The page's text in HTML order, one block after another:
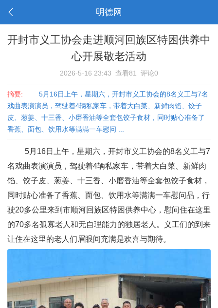
明德网
开封市义工协会走进顺河回族区特困供养中
心开展敬老活动
2026-5-16 23:43 查看81 评论0
摘要:
5月16日上午，星期六，开封市义工协会的8名义工与7名
戏曲表演演员，驾驶着4辆私家车，带着大白菜、新鲜肉馅、饺子
皮、葱姜、十三香、小磨香油等全套包饺子食材，同时贴心准备了
香蕉、面包、饮用水等满满一车慰问 ...
5月16日上午，星期六，开封市义工协会的8名义工与7
名戏曲表演演员，驾驶着4辆私家车，带着大白菜、新鲜肉
馅、饺子皮、葱姜、十三香、小磨香油等全套包饺子食材，
同时贴心准备了香蕉、面包、饮用水等满满一车慰问品，行
驶20多公里来到市顺河回族区特困供养中心，慰问住在这里
的70多名孤寡老人和无自理能力的独居老人。义工们的到来
让住在这里的老人们眉眼间充满是欢喜与期待。